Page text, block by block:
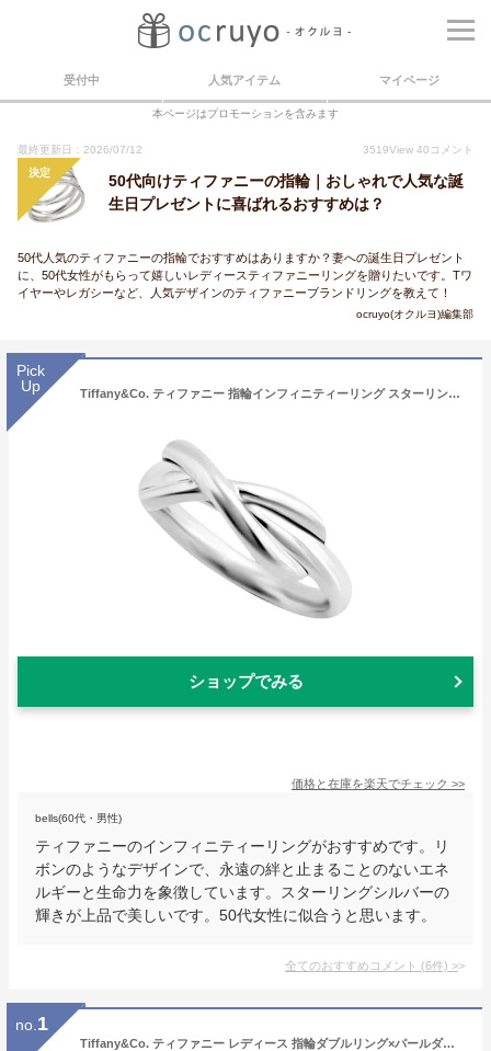
受付中 人気アイテム マイページ
本ページはプロモーションを含みます
最終更新日：2026/07/12 3519View 40 コメント
決定
50代向けティファニーの指輪｜おしゃれで人気な誕
生日プレゼントに喜ばれるおすすめは？
50代人気のティファニーの指輪でおすすめはありますか？妻への誕生日プレゼント
に、50代女性がもらって嬉しいレディースティファニーリングを贈りたいです。Tワ
イヤーやレガシーなど、人気デザインのティファニーブランドリングを教えて！
ocruyo(オクルヨ)編集部
Pick
Up
Tiffany&Co. ティファニー 指輪インフィニティーリング スターリングシルバー7号 8号 9号 10号 11号 13号 14号 16号 17号止まることのない流れを彷彿させる優雅でモダンライン永遠の絆、エネルギーと生命力を象徴
ショップでみる
価格と在庫を楽天でチェック >>
bells(60代・男性)
ティファニーのインフィニティーリングがおすすめです。リ
ボンのようなデザインで、永遠の絆と止まることのないエネ
ルギーと生命力を象徴しています。スターリングシルバーの
輝きが上品で美しいです。50代女性に似合うと思います。
全てのおすすめコメント (6件) >
no. 1
Tiffany&Co. ティファニー レディース 指輪ダブルリング×パールダブルパールリングスターリングシルバーフレッシュウォーターパール真珠 7号 8号 9号 10号 11号 13号 14号 16号 17号 18号STERLING SILVER RING